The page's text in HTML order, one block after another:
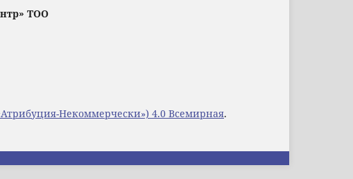
ТОО
Некоммерчески») 4.0 Всемирная.